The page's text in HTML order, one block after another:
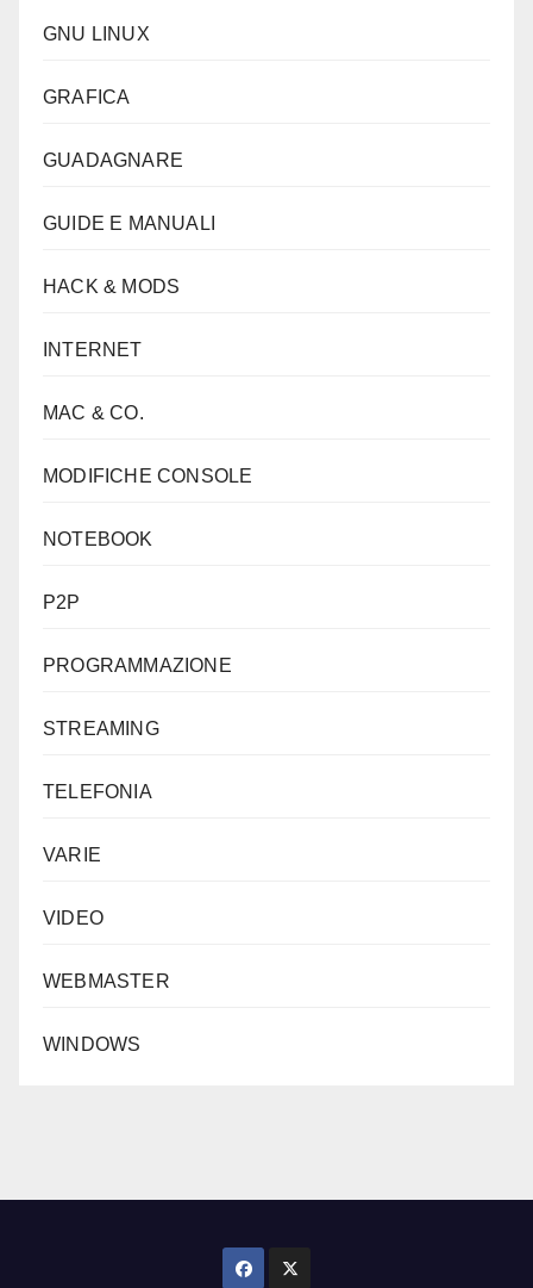
GNU LINUX
GRAFICA
GUADAGNARE
GUIDE E MANUALI
HACK & MODS
INTERNET
MAC & CO.
MODIFICHE CONSOLE
NOTEBOOK
P2P
PROGRAMMAZIONE
STREAMING
TELEFONIA
VARIE
VIDEO
WEBMASTER
WINDOWS